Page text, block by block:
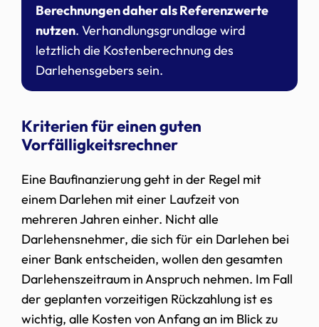
Berechnungen daher als Referenzwerte
nutzen. Verhandlungsgrundlage wird
letztlich die Kostenberechnung des
Darlehensgebers sein.
Kriterien für einen guten
Vorfälligkeitsrechner
Eine Baufinanzierung geht in der Regel mit
einem Darlehen mit einer Laufzeit von
mehreren Jahren einher. Nicht alle
Darlehensnehmer, die sich für ein Darlehen bei
einer Bank entscheiden, wollen den gesamten
Darlehenszeitraum in Anspruch nehmen. Im Fall
der geplanten vorzeitigen Rückzahlung ist es
wichtig, alle Kosten von Anfang an im Blick zu